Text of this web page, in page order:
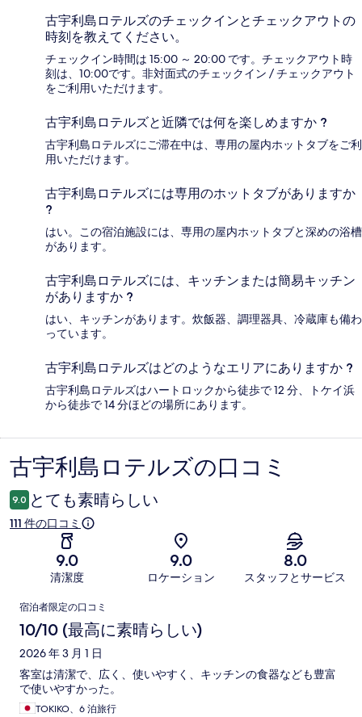
古宇利島ロテルズのチェックインとチェックアウトの
時刻を教えてください。
チェックイン時間は 15:00 ～ 20:00 です。チェックアウト時
刻は、10:00です。非対面式のチェックイン / チェックアウト
をご利用いただけます。
古宇利島ロテルズと近隣では何を楽しめますか ?
古宇利島ロテルズにご滞在中は、専用の屋内ホットタブをご利
用いただけます。
古宇利島ロテルズには専用のホットタブがありますか
?
はい。この宿泊施設には、専用の屋内ホットタブと深めの浴槽
があります。
古宇利島ロテルズには、キッチンまたは簡易キッチン
がありますか ?
はい、キッチンがあります。炊飯器、調理器具、冷蔵庫も備わ
っています。
古宇利島ロテルズはどのようなエリアにありますか ?
古宇利島ロテルズはハートロックから徒歩で 12 分、トケイ浜
から徒歩で 14 分ほどの場所にあります。
口
コ
ミ
古宇利島ロテルズの口コミ
9.0 とても素晴らしい
111 件の口コミ
9.0
清潔度
9.0
ロケーション
8.0
スタッフとサービス
口
コ
ミ
宿泊者限定の口コミ
10/10 (最高に素晴らしい)
2026 年 3 月 1 日
客室は清潔で、広く、使いやすく、キッチンの食器なども豊富
で使いやすかった。
TOKIKO、6 泊旅行